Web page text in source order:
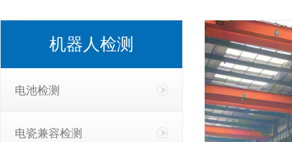
机器人检测
电池检测
电瓷兼容检测